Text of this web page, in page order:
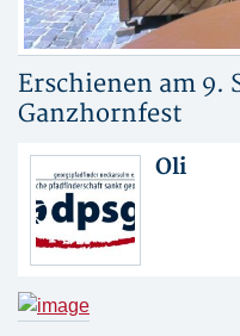
Erschienen am 9.
Ganzhornfest
Oli